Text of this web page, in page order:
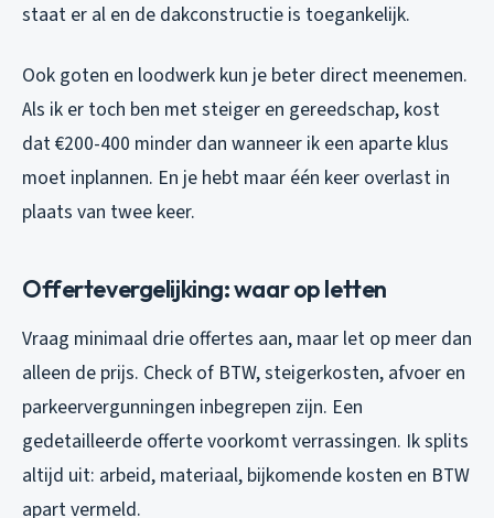
staat er al en de dakconstructie is toegankelijk.
Ook goten en loodwerk kun je beter direct meenemen.
Als ik er toch ben met steiger en gereedschap, kost
dat €200-400 minder dan wanneer ik een aparte klus
moet inplannen. En je hebt maar één keer overlast in
plaats van twee keer.
Offertevergelijking: waar op letten
Vraag minimaal drie offertes aan, maar let op meer dan
alleen de prijs. Check of BTW, steigerkosten, afvoer en
parkeervergunningen inbegrepen zijn. Een
gedetailleerde offerte voorkomt verrassingen. Ik splits
altijd uit: arbeid, materiaal, bijkomende kosten en BTW
apart vermeld.